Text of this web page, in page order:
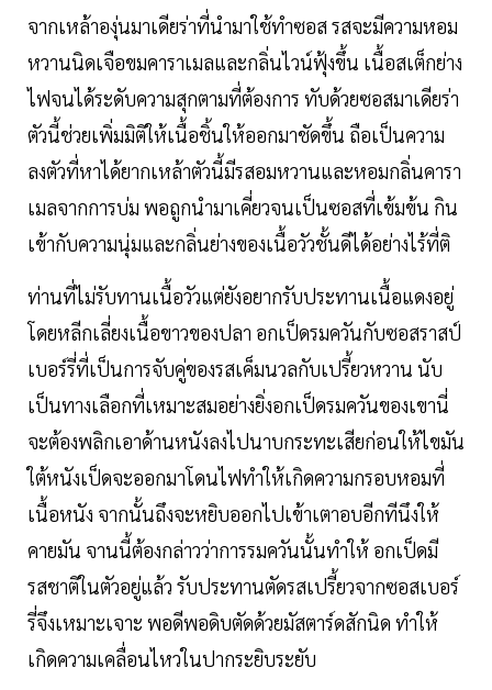
จากเหล้าองุ่นมาเดียร่าที่นำมาใช้ทำซอส รสจะมีความหอม
หวานนิดเจือขมคาราเมลและกลิ่นไวน์ฟุ้งขึ้น เนื้อสเต็กย่าง
ไฟจนได้ระดับความสุกตามที่ต้องการ ทับด้วยซอสมาเดียร่า
ตัวนี้ช่วยเพิ่มมิติให้เนื้อชิ้นให้ออกมาชัดขึ้น ถือเป็นความ
ลงตัวที่หาได้ยากเหล้าตัวนี้มีรสอมหวานและหอมกลิ่นคารา
เมลจากการบ่ม พอถูกนำมาเคี่ยวจนเป็นซอสที่เข้มข้น กิน
เข้ากับความนุ่มและกลิ่นย่างของเนื้อวัวชั้นดีได้อย่างไร้ที่ติ
ท่านที่ไม่รับทานเนื้อวัวแต่ยังอยากรับประทานเนื้อแดงอยู่
โดยหลีกเลี่ยงเนื้อขาวของปลา อกเป็ดรมควันกับซอสราสป์
เบอร์รี่ที่เป็นการจับคู่ของรสเค็มนวลกับเปรี้ยวหวาน นับ
เป็นทางเลือกที่เหมาะสมอย่างยิ่งอกเป็ดรมควันของเขานี่
จะต้องพลิกเอาด้านหนังลงไปนาบกระทะเสียก่อนให้ไขมัน
ใต้หนังเป็ดจะออกมาโดนไฟทำให้เกิดความกรอบหอมที่
เนื้อหนัง จากนั้นถึงจะหยิบออกไปเข้าเตาอบอีกทีนึงให้
คายมัน จานนี้ต้องกล่าวว่าการรมควันนั้นทำให้ อกเป็ดมี
รสชาติในตัวอยู่แล้ว รับประทานตัดรสเปรี้ยวจากซอสเบอร์
รี่จึงเหมาะเจาะ พอดีพอดิบตัดด้วยมัสตาร์ดสักนิด ทำให้
เกิดความเคลื่อนไหวในปากระยิบระยับ